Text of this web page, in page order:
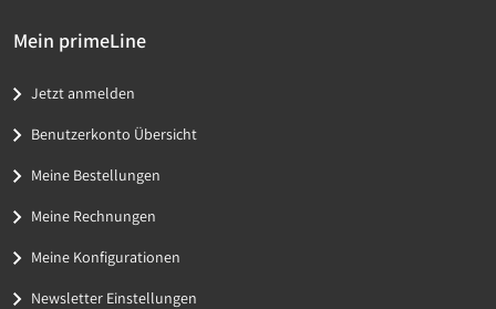
Mein primeLine
Jetzt anmelden
Benutzerkonto Übersicht
Meine Bestellungen
Meine Rechnungen
Meine Konfigurationen
Newsletter Einstellungen